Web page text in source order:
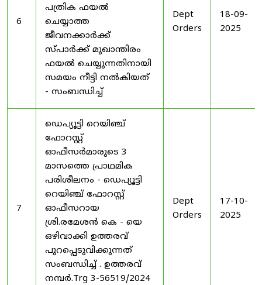
6
പത്രിക ഫയൽ
ചെയ്യാത്ത
ജീവനക്കാർക്ക്
സ്പാർക്ക് മുഖാന്തിരം
ഫയൽ ചെയ്യുന്നതിനായി
സമയം നീട്ടി നൽകിയത്
- സംബന്ധിച്ച്
Dept
Orders
18-09-
2025
7
ഡെപ്യൂട്ടി റെയിഞ്ച്
ഫോറസ്റ്റ്
ഓഫീസർമാരുടെ 3
മാസത്തെ പ്രാഥമിക
പരിശീലനം - ഡെപ്യൂട്ടി
റെയിഞ്ച് ഫോറസ്റ്റ്
ഓഫീസറായ
ശ്രി.രമേശൻ കെ - യെ
ഒഴിവാക്കി ഉത്തരവ്
പുറപ്പെടുവിക്കുന്നത്
സംബന്ധിച്ച് . ഉത്തരവ്
നമ്പർ.Trg 3-56519/2024
Dept
Orders
17-10-
2025